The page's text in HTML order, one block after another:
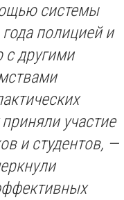
системы
полицией и
с другими
участие
и студентов, —